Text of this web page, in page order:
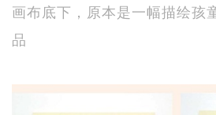
画布底下，原本是一幅描绘孩
品